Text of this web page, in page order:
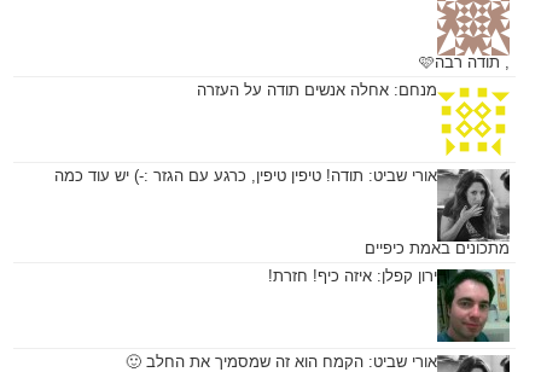
, תודה רבה🩷
מנחם: אחלה אנשים תודה על העזרה
אורי שביט: תודה! טיפין טיפין, כרגע עם הגזר :-) יש עוד כמה
מתכונים באמת כיפיים
ירון קפלן: איזה כיף! חזרת!
אורי שביט: הקמח הוא זה שמסמיך את החלב 🙂